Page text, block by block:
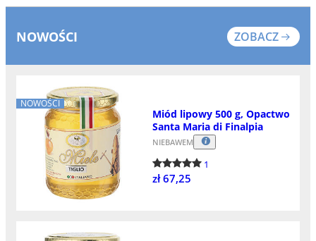
NOWOŚCI ZOBACZ
NOWOŚCI
Miód lipowy 500 g, Opactwo
Santa Maria di Finalpia
NIEBAWEM
1
zł 67,25